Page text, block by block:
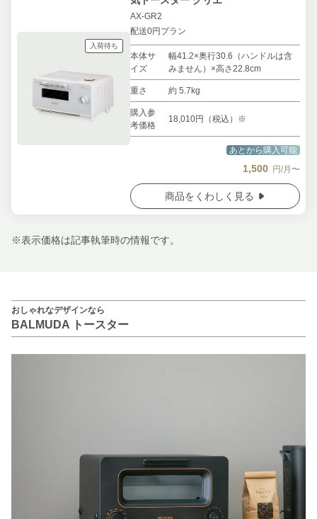
入荷待ち
AX-GR2
配送0円プラン
本体サ
イズ
幅41.2×奥行30.6（ハンドルは含
みません）×高さ22.8cm
重さ 約 5.7kg
購入参
考価格
18,010円（税込）※
あとから購入可能
1,500 円/月〜
商品をくわしく見る
※表示価格は記事執筆時の情報です。
おしゃれなデザインなら
BALMUDA トースター